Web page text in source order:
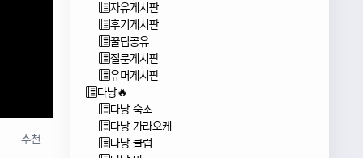
추천
자유게시판
후기게시판
꿀팁공유
질문게시판
유머게시판
다낭🔥
다낭 숙소
다낭 가라오케
다낭 클럽